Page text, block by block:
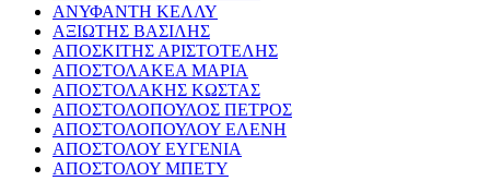
ΑΝΥΦΑΝΤΗ ΚΕΛΛΥ
ΑΞΙΩΤΗΣ ΒΑΣΙΛΗΣ
ΑΠΟΣΚΙΤΗΣ ΑΡΙΣΤΟΤΕΛΗΣ
ΑΠΟΣΤΟΛΑΚΕΑ ΜΑΡΙΑ
ΑΠΟΣΤΟΛΑΚΗΣ ΚΩΣΤΑΣ
ΑΠΟΣΤΟΛΟΠΟΥΛΟΣ ΠΕΤΡΟΣ
ΑΠΟΣΤΟΛΟΠΟΥΛΟΥ ΕΛΕΝΗ
ΑΠΟΣΤΟΛΟΥ ΕΥΓΕΝΙΑ
ΑΠΟΣΤΟΛΟΥ ΜΠΕΤΥ